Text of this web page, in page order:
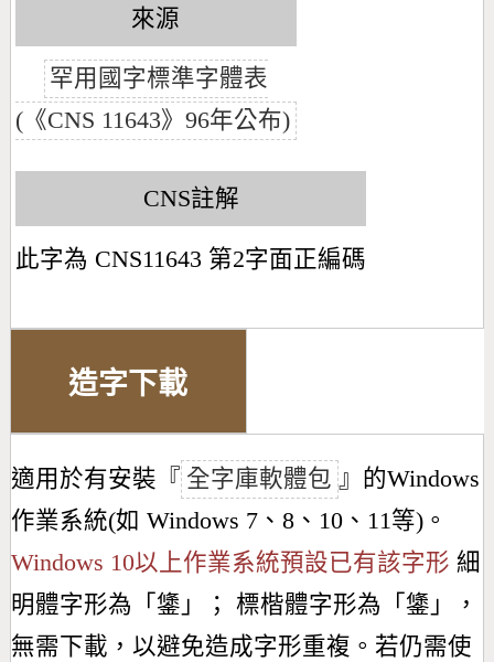
來源
罕用國字標準字體表
(《CNS 11643》96年公布)
CNS註解
此字為 CNS11643 第2字面正編碼
造字下載
適用於有安裝『 全字庫軟體包 』的Windows
作業系統(如 Windows 7、8、10、11等)。
Windows 10以上作業系統預設已有該字形 細
明體字形為「 鎥 」； 標楷體字形為「 鎥 」，
無需下載，以避免造成字形重複。若仍需使